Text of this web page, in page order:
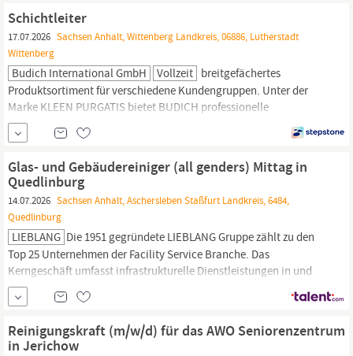
Unternehmen Spezialreiniger für internationale Haushalts- und
Schichtleiter
17.07.2026 Sachsen Anhalt, Wittenberg Landkreis, 06886, Lutherstadt
Wittenberg
Budich International GmbH Vollzeit breitgefächertes
Produktsortiment für verschiedene Kundengruppen. Unter der
Marke KLEEN PURGATIS bietet BUDICH professionelle
Reinigungs- und Hygieneprodukte für Krankenhäuser,
Pflegeeinrichtungen, Hotellerie, Gastronomie, Kantinen und
Unternehmen Spezialreiniger für internationale Haushalts- und
Glas- und Gebäudereiniger (all genders) Mittag in
Quedlinburg
14.07.2026 Sachsen Anhalt, Aschersleben Staßfurt Landkreis, 6484,
Quedlinburg
LIEBLANG Die 1951 gegründete LIEBLANG Gruppe zählt zu den
Top 25 Unternehmen der Facility Service Branche. Das
Kerngeschäft umfasst infrastrukturelle Dienstleistungen in und
um Immobilien sowie Liegenschaften. Mit maßgeschneiderten
Lösungen, nachhaltigen Angeboten und der LIEBLANG Formel für
professionelle Dienstleistungen schafft die Unternehmensgruppe
einen Mehrwert. Für die...
Reinigungskraft (m/w/d) für das AWO Seniorenzentrum
in Jerichow